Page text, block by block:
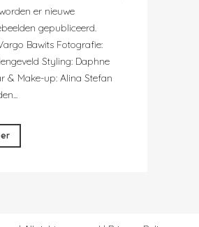
er nieuwe
gepubliceerd.
Bawits Fotografie:
Styling: Daphne
& Make-up: Alina Stefan